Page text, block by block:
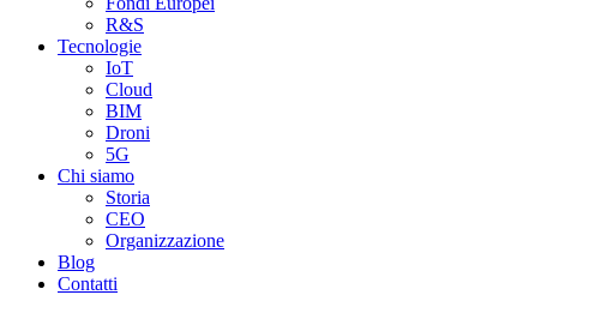
R&S
Tecnologie
IoT
Cloud
BIM
Droni
5G
Chi siamo
Storia
CEO
Organizzazione
Blog
Contatti